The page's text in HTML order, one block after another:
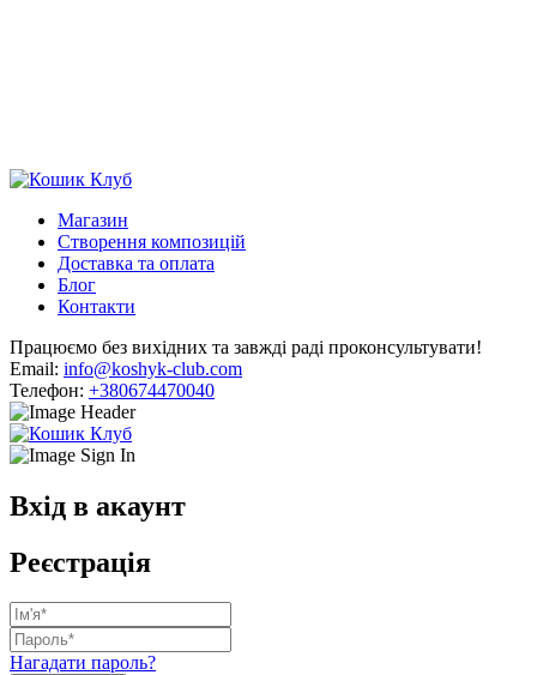
Магазин
Створення композицій
Доставка та оплата
Блог
Контакти
Працюємо без вихідних та завжді раді проконсультувати!
Email: info@koshyk-club.com
Телефон: +380674470040
Вхід в акаунт
Реєстрація
Нагадати пароль?